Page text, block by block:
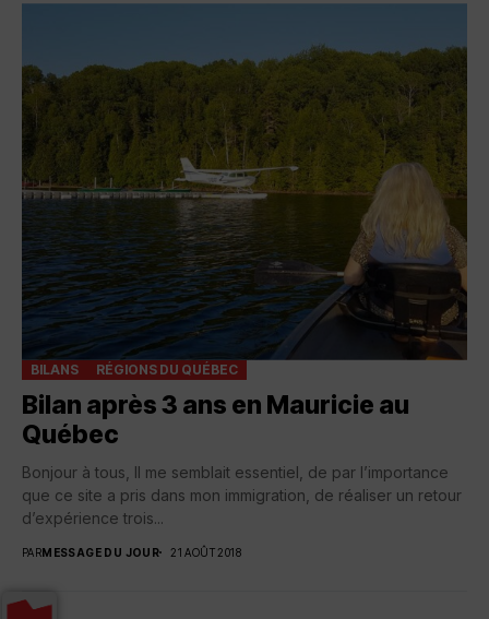
BILANS RÉGIONS DU QUÉBEC
Bilan après 3 ans en Mauricie au
Québec
Bonjour à tous, Il me semblait essentiel, de par l’importance
que ce site a pris dans mon immigration, de réaliser un retour
d’expérience trois...
PARMESSAGE DU JOUR 21 AOÛT 2018